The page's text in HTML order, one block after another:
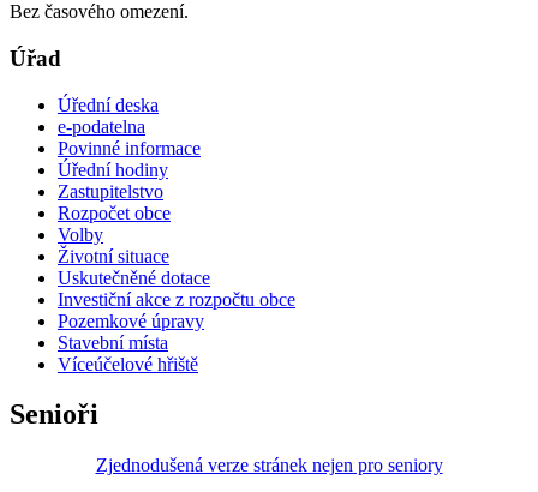
Bez časového omezení.
Úřad
Úřední deska
e-podatelna
Povinné informace
Úřední hodiny
Zastupitelstvo
Rozpočet obce
Volby
Životní situace
Uskutečněné dotace
Investiční akce z rozpočtu obce
Pozemkové úpravy
Stavební místa
Víceúčelové hřiště
Senioři
Zjednodušená verze stránek nejen pro seniory